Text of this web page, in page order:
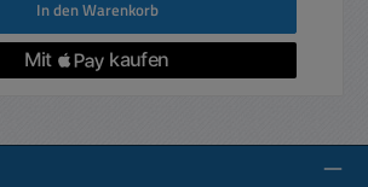
In den Warenkorb